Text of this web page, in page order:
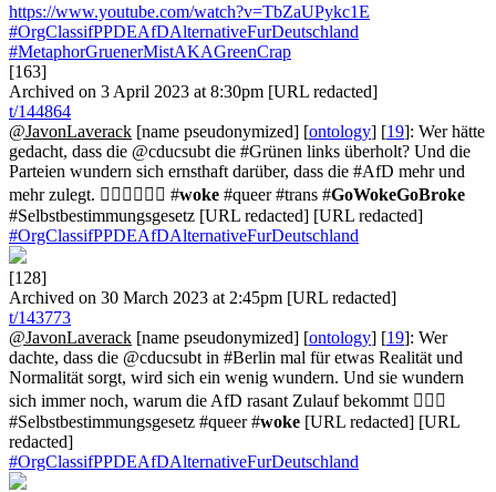
https://www.youtube.com/watch?v=TbZaUPykc1E
#OrgClassifPPDEAfDAlternativeFurDeutschland
#MetaphorGruenerMistAKAGreenCrap
[163]
Archived on 3 April 2023 at 8:30pm [URL redacted]
t/144864
@JavonLaverack [name pseudonymized] [ontology] [19]: Wer hätte
gedacht, dass die @cducsubt die #Grünen links überholt? Und die
Parteien wundern sich ernsthaft darüber, dass die #AfD mehr und
mehr zulegt. 🤷🏻‍♂️🤦🏻‍♂️ #woke #queer #trans #GoWokeGoBroke
#Selbstbestimmungsgesetz [URL redacted] [URL redacted]
#OrgClassifPPDEAfDAlternativeFurDeutschland
[128]
Archived on 30 March 2023 at 2:45pm [URL redacted]
t/143773
@JavonLaverack [name pseudonymized] [ontology] [19]: Wer
dachte, dass die @cducsubt in #Berlin mal für etwas Realität und
Normalität sorgt, wird sich ein wenig wundern. Und sie wundern
sich immer noch, warum die AfD rasant Zulauf bekommt 🤷🏻‍♂️
#Selbstbestimmungsgesetz #queer #woke [URL redacted] [URL
redacted]
#OrgClassifPPDEAfDAlternativeFurDeutschland